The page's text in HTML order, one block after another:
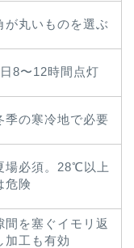
が丸いものを選ぶ
8〜12時間点灯
季の寒冷地で必要
場必須。28℃以上
危険
間を塞ぐイモリ返
加工も有効